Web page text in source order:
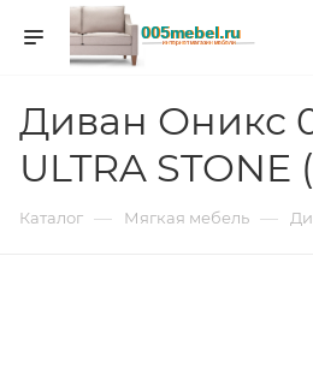
Диван Оникс
ULTRA
Каталог — Мягкая мебель —